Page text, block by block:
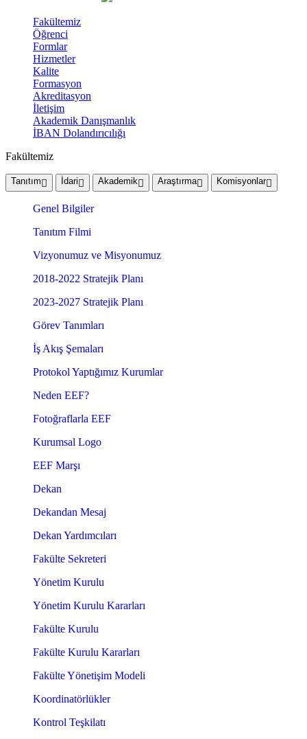
Fakültemiz
Öğrenci
Formlar
Hizmetler
Kalite
Formasyon
Akreditasyon
İletişim
Akademik Danışmanlık
İBAN Dolandırıcılığı
Fakültemiz
Tanıtım İdari Akademik Araştırma Komisyonlar
Genel Bilgiler
Tanıtım Filmi
Vizyonumuz ve Misyonumuz
2018-2022 Stratejik Planı
2023-2027 Stratejik Planı
Görev Tanımları
İş Akış Şemaları
Protokol Yaptığımız Kurumlar
Neden EEF?
Fotoğraflarla EEF
Kurumsal Logo
EEF Marşı
Dekan
Dekandan Mesaj
Dekan Yardımcıları
Fakülte Sekreteri
Yönetim Kurulu
Yönetim Kurulu Kararları
Fakülte Kurulu
Fakülte Kurulu Kararları
Fakülte Yönetişim Modeli
Koordinatörlükler
Kontrol Teşkilatı